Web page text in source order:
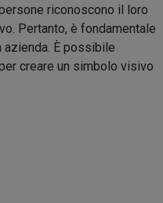
riconoscono il loro
Pertanto, è fondamentale
È possibile
creare un simbolo visivo